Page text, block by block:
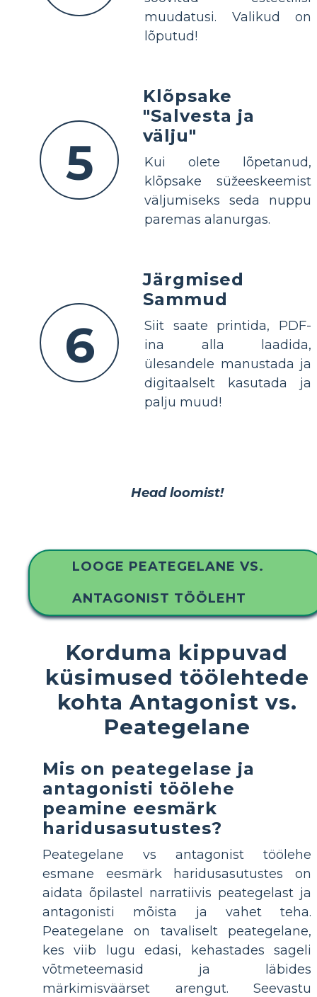
muudatusi. Valikud on
lõputud!
5
Klõpsake
"Salvesta ja
välju"
Kui olete lõpetanud,
klõpsake süžeeskeemist
väljumiseks seda nuppu
paremas alanurgas.
6
Järgmised
Sammud
Siit saate printida, PDF-
ina alla laadida,
ülesandele manustada ja
digitaalselt kasutada ja
palju muud!
Head loomist!
LOOGE PEATEGELANE VS.
ANTAGONIST TÖÖLEHT
Korduma kippuvad
küsimused töölehtede
kohta Antagonist vs.
Peategelane
Mis on peategelase ja
antagonisti töölehe
peamine eesmärk
haridusasutustes?
Peategelane vs antagonist töölehe
esmane eesmärk haridusasutustes on
aidata õpilastel narratiivis peategelast ja
antagonisti mõista ja vahet teha.
Peategelane on tavaliselt peategelane,
kes viib lugu edasi, kehastades sageli
võtmeteemasid ja läbides
märkimisväärset arengut. Seevastu